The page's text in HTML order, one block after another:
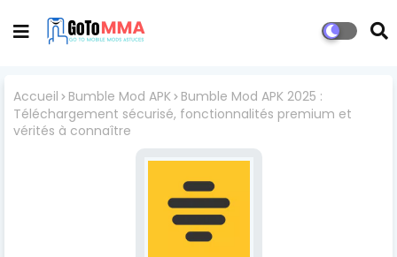
Accueil Bumble Mod APK Bumble Mod APK 2025 :
Téléchargement sécurisé, fonctionnalités premium et
vérités à connaître